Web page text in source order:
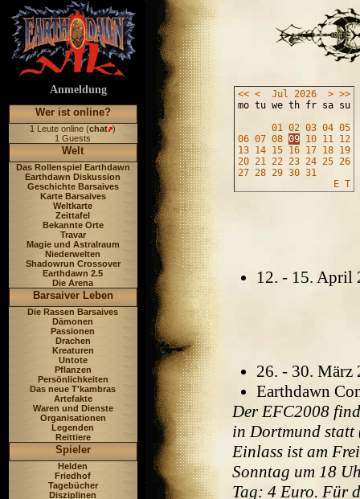
Anmeldung
Wer ist online?
1 Leute online (chat )
1 Guests
Welt
Das Rollenspiel Earthdawn
Earthdawn Diskussion
Geschichte Barsaives
Karte Barsaives
Weltkarte
Zeittafel
Bekannte Orte
Travar
Magie und Astralraum
Niederwelten
Shadowrun Crossover
Earthdawn 2.5
Die Arena
Barsaiver Leben
Die Rassen Barsaives
Dämonen
Passionen
Drachen
Kreaturen
Untote
Pflanzen
Persönlichkeiten
Das neue T'kambras
Artefakte
Waren und Dienste
Organisationen
Legenden
Reittiere
Spieler
Helden
Friedhof
Tagebücher
Disziplinen
<< < Jul 2026 > >>
mo tu we th fr sa su
01 02 03 04 05
06 07 08 09 10 11 12
13 14 15 16 17 18 19
20 21 22 23 24 25 26
27 28 29 30 31
E T
12. - 15. April
26. - 30.
Earthdawn
Der EFC2008
in Dortmund
Einlass ist am
Sonntag um 18
Tag: 4 Euro. Für